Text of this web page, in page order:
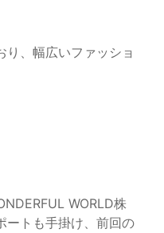
り、幅広いファッショ
WORLD株
ートも手掛け、前回の